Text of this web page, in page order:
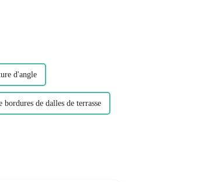
d'angle
bordures de dalles de terrasse